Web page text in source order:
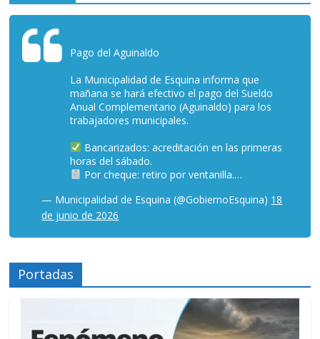
Pago del Aguinaldo
La Municipalidad de Esquina informa que
mañana se hará efectivo el pago del Sueldo
Anual Complementario (Aguinaldo) para los
trabajadores municipales.
Bancarizados: acreditación en las primeras
horas del sábado.
Por cheque: retiro por ventanilla.…
— Municipalidad de Esquina (@GobiernoEsquina) 18
de junio de 2026
Portadas